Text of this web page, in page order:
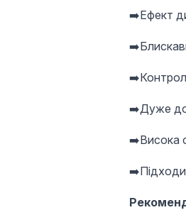
➡️Ефект
➡️Дуже
➡️Висока